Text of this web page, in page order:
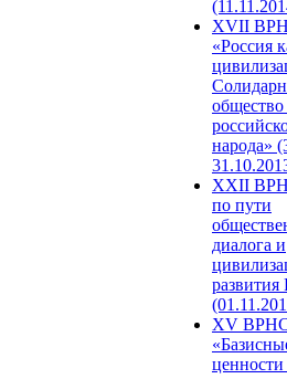
XVII
«Россия
народа»
XXII
по пути
диалога и
развития
XV